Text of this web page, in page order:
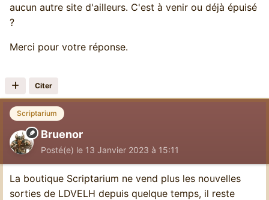
aucun autre site d'ailleurs. C'est à venir ou déjà épuisé
?
Merci pour votre réponse.
Citer
Scriptarium
Bruenor
Posté(e) le 13 Janvier 2023 à 15:11
La boutique Scriptarium ne vend plus les nouvelles
sorties de LDVELH depuis quelque temps, il reste